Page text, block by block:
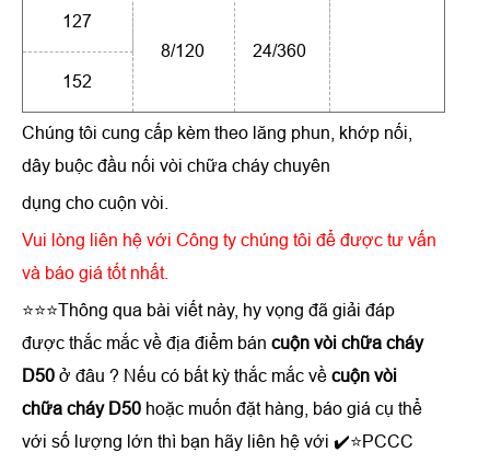
127
8/120
24/360
152
Chúng tôi cung cấp kèm theo lăng phun, khớp nối,
dây buộc đầu nối vòi chữa cháy chuyên
dụng cho cuộn vòi.
Vui lòng liên hệ với Công ty chúng tôi để được tư vấn
và báo giá tốt nhất.
⭐⭐⭐Thông qua bài viết này, hy vọng đã giải đáp
được thắc mắc về địa điểm bán cuộn vòi chữa cháy
D50 ở đâu ? Nếu có bất kỳ thắc mắc về cuộn vòi
chữa cháy D50 hoặc muốn đặt hàng, báo giá cụ thể
với số lượng lớn thì bạn hãy liên hệ với ✔️⭐PCCC